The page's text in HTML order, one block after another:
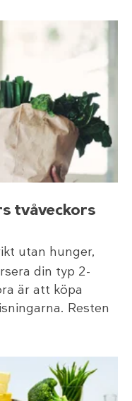
tvåveckors
utan hunger,
din typ 2-
är att köpa
Resten